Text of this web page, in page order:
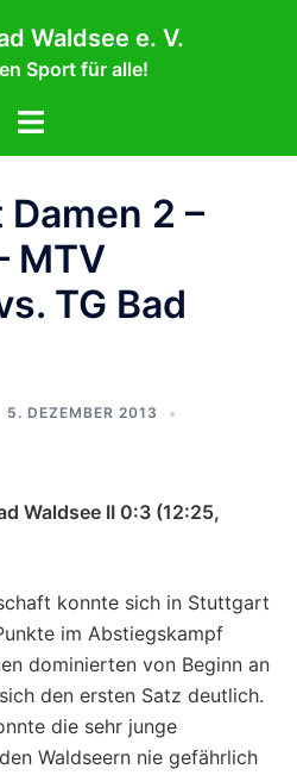
Waldsee e. V.
Sport für alle!
Menü
2 –
MTV
TG Bad
5. DEZEMBER 2013
Waldsee II 0:3 (12:25,
konnte sich in Stuttgart
im Abstiegskampf
dominierten von Beginn an
den ersten Satz deutlich.
die sehr junge
Waldseern nie gefährlich